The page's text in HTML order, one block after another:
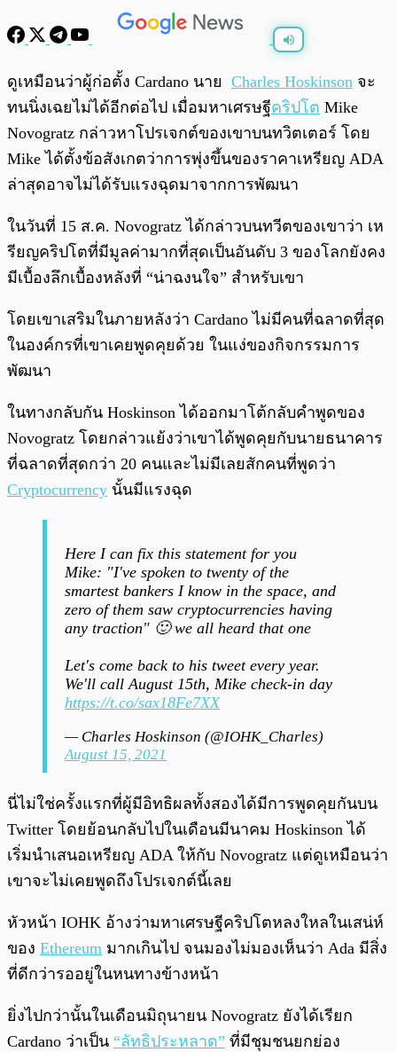
พร้อมเล่น
ดูเหมือนว่าผู้ก่อตั้ง Cardano นาย Charles Hoskinson จะ
ทนนิ่งเฉยไม่ได้อีกต่อไป เมื่อมหาเศรษฐีคริปโต Mike
Novogratz กล่าวหาโปรเจกต์ของเขาบนทวิตเตอร์ โดย
Mike ได้ตั้งข้อสังเกตว่าการพุ่งขึ้นของราคาเหรียญ ADA
ล่าสุดอาจไม่ได้รับแรงฉุดมาจากการพัฒนา
ในวันที่ 15 ส.ค. Novogratz ได้กล่าวบนทวีตของเขาว่า เห
รียญคริปโตที่มีมูลค่ามากที่สุดเป็นอันดับ 3 ของโลกยังคง
มีเบื้องลึกเบื้องหลังที่ “น่าฉงนใจ” สำหรับเขา
โดยเขาเสริมในภายหลังว่า Cardano ไม่มีคนที่ฉลาดที่สุด
ในองค์กรที่เขาเคยพูดคุยด้วย ในแง่ของกิจกรรมการ
พัฒนา
ในทางกลับกัน Hoskinson ได้ออกมาโต้กลับคำพูดของ
Novogratz โดยกล่าวแย้งว่าเขาได้พูดคุยกับนายธนาคาร
ที่ฉลาดที่สุดกว่า 20 คนและไม่มีเลยสักคนที่พูดว่า
Cryptocurrency นั้นมีแรงฉุด
Here I can fix this statement for you
Mike: "I've spoken to twenty of the
smartest bankers I know in the space, and
zero of them saw cryptocurrencies having
any traction" 🙂 we all heard that one
Let's come back to his tweet every year.
We'll call August 15th, Mike check-in day
https://t.co/sax18Fe7XX
— Charles Hoskinson (@IOHK_Charles)
August 15, 2021
นี่ไม่ใช่ครั้งแรกที่ผู้มีอิทธิผลทั้งสองได้มีการพูดคุยกันบน
Twitter โดยย้อนกลับไปในเดือนมีนาคม Hoskinson ได้
เริ่มนำเสนอเหรียญ ADA ให้กับ Novogratz แต่ดูเหมือนว่า
เขาจะไม่เคยพูดถึงโปรเจกต์นี้เลย
หัวหน้า IOHK อ้างว่ามหาเศรษฐีคริปโตหลงใหลในเสน่ห์
ของ Ethereum มากเกินไป จนมองไม่มองเห็นว่า Ada มีสิ่ง
ที่ดีกว่ารออยู่ในหนทางข้างหน้า
ยิ่งไปกว่านั้นในเดือนมิถุนายน Novogratz ยังได้เรียก
Cardano ว่าเป็น “ลัทธิประหลาด” ที่มีชุมชนยกย่อง